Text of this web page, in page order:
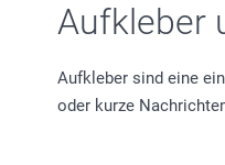
Aufkleber
Aufkleber sind eine
oder kurze